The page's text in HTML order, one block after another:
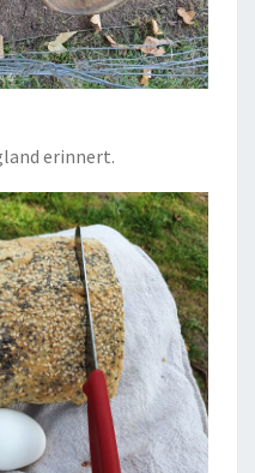
erinnert.